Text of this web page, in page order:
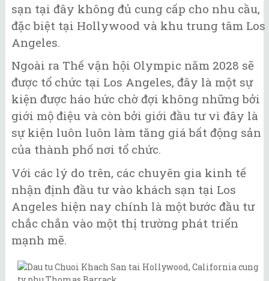
sạn tại đây không đủ cung cấp cho nhu cầu,
đặc biệt tại Hollywood và khu trung tâm Los
Angeles.
Ngoài ra Thế vận hội Olympic năm 2028 sẽ
được tổ chức tại Los Angeles, đây là một sự
kiện được háo hức chờ đợi không những bởi
giới mộ điệu và còn bởi giới đầu tư vì đây là
sự kiện luôn luôn làm tăng giá bất động sản
của thành phố nơi tổ chức.
Với các lý do trên, các chuyên gia kinh tế
nhận định đầu tư vào khách sạn tại Los
Angeles hiện nay chính là một bước đầu tư
chắc chắn vào một thị trường phát triển
mạnh mẽ.